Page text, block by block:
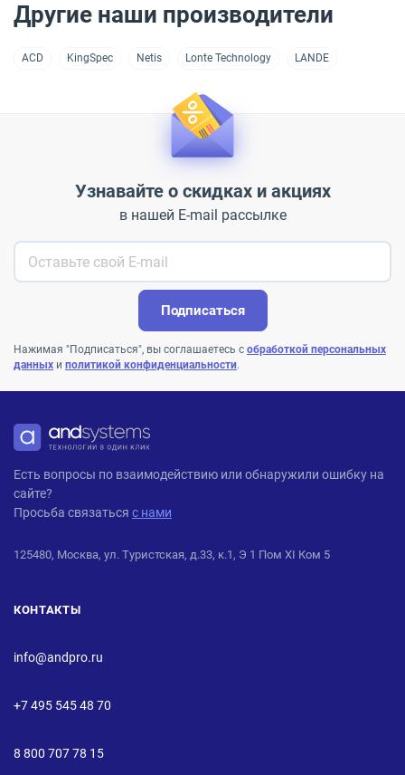
Другие наши производители
ACD KingSpec Netis Lonte Technology LANDE
Узнавайте о скидках и акциях
в нашей E-mail рассылке
Подписаться
Нажимая "Подписаться", вы соглашаетесь с обработкой персональных
данных и политикой конфиденциальности.
ANDPRO
Есть вопросы по взаимодействию или обнаружили ошибку на
сайте?
Просьба связаться с нами
125480, Москва, ул. Туристская, д.33, к.1, Э 1 Пом XI Ком 5
КОНТАКТЫ
info@andpro.ru
+7 495 545 48 70
8 800 707 78 15